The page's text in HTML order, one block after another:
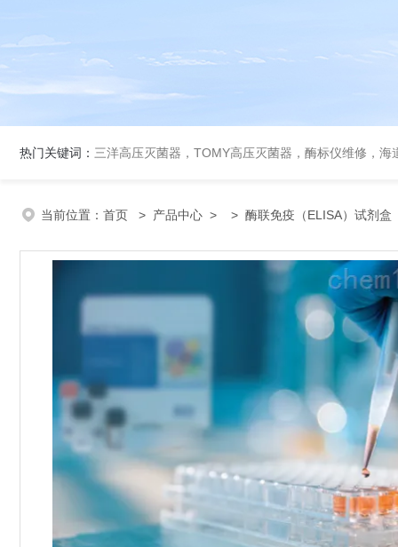
热门关键词： 三洋高压灭菌器，TOMY高压灭菌器，酶标仪维修，海
当前位置： 首页 > 产品中心 > > 酶联免疫（ELISA）试剂盒